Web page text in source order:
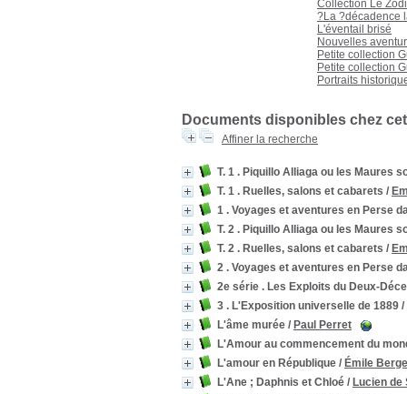
Collection Le
?La ?décadence
L'éventail brisé
Nouvelles
Petite collection
Petite collection
Portraits
Documents disponibles chez
Affiner la recherche
T. 1 . Piquillo Alliaga ou les Maures
T. 1 . Ruelles, salons et cabarets /
1 . Voyages et aventures en Perse
T. 2 . Piquillo Alliaga ou les Maures
T. 2 . Ruelles, salons et cabarets /
2 . Voyages et aventures en Perse
2e série . Les Exploits du Deux-
3 . L'Exposition universelle de 1889 /
L'âme murée / Paul Perret
L'Amour au commencement du
L'amour en République / Émile
L'Ane ; Daphnis et Chloé / Lucien de